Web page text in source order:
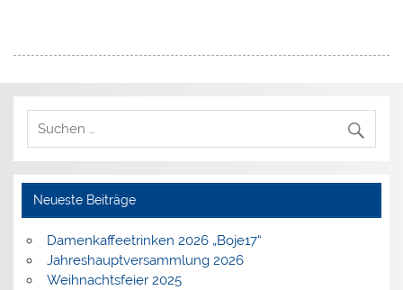
Neueste Beiträge
Damenkaffeetrinken 2026 „Boje17“
Jahreshauptversammlung 2026
Weihnachtsfeier 2025